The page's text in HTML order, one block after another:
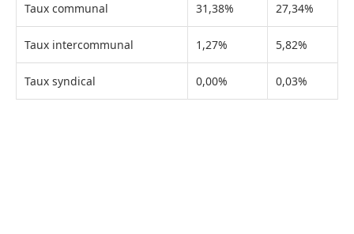
Taux communal 31,38% 27,34%
Taux intercommunal 1,27% 5,82%
Taux syndical 0,00% 0,03%